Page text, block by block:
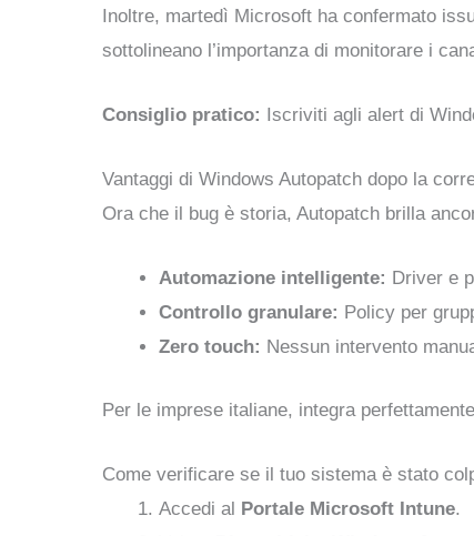
Inoltre, martedì Microsoft ha confermato
sottolineano l’importanza di monitorare i
Consiglio pratico: Iscriviti agli alert di
Vantaggi di Windows Autopatch dopo la
Ora che il bug è storia, Autopatch brilla
Automazione intelligente: Driver e
Controllo granulare: Policy per
Zero touch: Nessun intervento
Per le imprese italiane, integra
Come verificare se il tuo sistema è stato
Accedi al Portale Microsoft Intune.